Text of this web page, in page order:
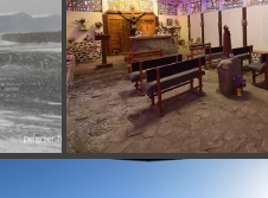
DSCN7558